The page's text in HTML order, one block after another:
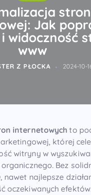
Jak
i widoczność
www
Z PŁOCKA 2024-10-
internetowychto
której
witryny w
Bez
nawet najlepsze
oczekiwanych